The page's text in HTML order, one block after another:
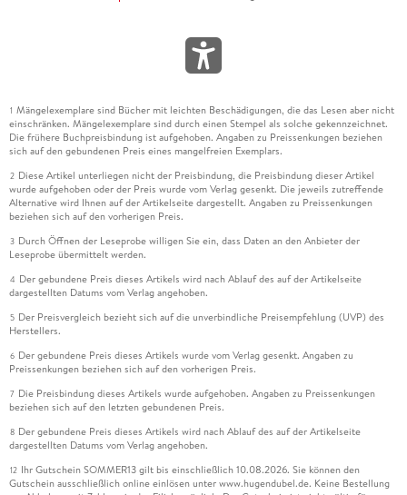
1 Mängelexemplare sind Bücher mit leichten Beschädigungen, die das Lesen aber nicht
einschränken. Mängelexemplare sind durch einen Stempel als solche gekennzeichnet.
Die frühere Buchpreisbindung ist aufgehoben. Angaben zu Preissenkungen beziehen
sich auf den gebundenen Preis eines mangelfreien Exemplars.
2 Diese Artikel unterliegen nicht der Preisbindung, die Preisbindung dieser Artikel
wurde aufgehoben oder der Preis wurde vom Verlag gesenkt. Die jeweils zutreffende
Alternative wird Ihnen auf der Artikelseite dargestellt. Angaben zu Preissenkungen
beziehen sich auf den vorherigen Preis.
3 Durch Öffnen der Leseprobe willigen Sie ein, dass Daten an den Anbieter der
Leseprobe übermittelt werden.
4 Der gebundene Preis dieses Artikels wird nach Ablauf des auf der Artikelseite
dargestellten Datums vom Verlag angehoben.
5 Der Preisvergleich bezieht sich auf die unverbindliche Preisempfehlung (UVP) des
Herstellers.
6 Der gebundene Preis dieses Artikels wurde vom Verlag gesenkt. Angaben zu
Preissenkungen beziehen sich auf den vorherigen Preis.
7 Die Preisbindung dieses Artikels wurde aufgehoben. Angaben zu Preissenkungen
beziehen sich auf den letzten gebundenen Preis.
8 Der gebundene Preis dieses Artikels wird nach Ablauf des auf der Artikelseite
dargestellten Datums vom Verlag angehoben.
12 Ihr Gutschein SOMMER13 gilt bis einschließlich 10.08.2026. Sie können den
Gutschein ausschließlich online einlösen unter www.hugendubel.de. Keine Bestellung